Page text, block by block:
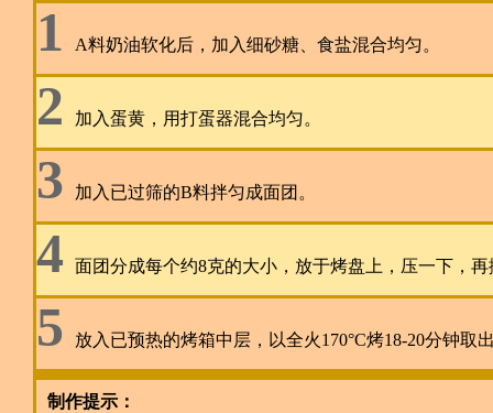
1 A料奶油软化后，加入细砂糖、食盐混合均匀。
2 加入蛋黄，用打蛋器混合均匀。
3 加入已过筛的B料拌匀成面团。
4 面团分成每个约8克的大小，放于烤盘上，压一下，
5 放入已预热的烤箱中层，以全火170°C烤18-20分钟取
制作提示：